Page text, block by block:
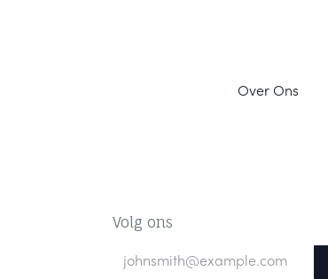
Volg ons
Over Ons